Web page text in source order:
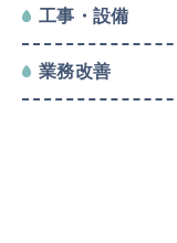
工事・設備
業務改善